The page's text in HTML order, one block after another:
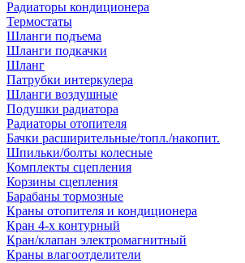
Радиаторы кондиционера
Термостаты
Шланги подъема
Шланги подкачки
Шланг
Патрубки интеркулера
Шланги воздушные
Подушки радиатора
Радиаторы отопителя
Бачки расширительные/топл./накопит.
Шпильки/болты колесные
Комплекты сцепления
Корзины сцепления
Барабаны тормозные
Краны отопителя и кондиционера
Кран 4-х контурный
Кран/клапан электромагнитный
Краны влагоотделители